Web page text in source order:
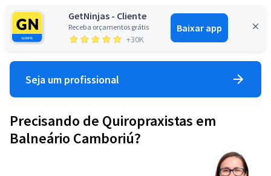
GetNinjas - Cliente
Receba orçamentos grátis
+30K
Baixar app
Entrar
Seja um profissional
Precisando de Quiropraxistas em
Balneário Camboriú?